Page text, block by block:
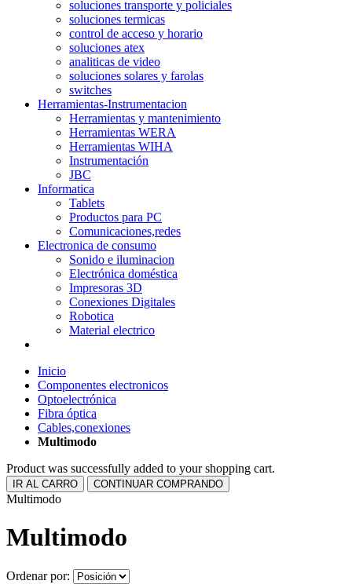
soluciones transporte y policiales
soluciones termicas
control de acceso y horario
soluciones atex
analiticas de video
soluciones solares y farolas
switches
Herramientas-Instrumentacion
Herramientas y mantenimiento
Herramientas WERA
Herramientas WIHA
Instrumentación
JBC
Informatica
Tablets
Productos para PC
Comunicaciones,redes
Electronica de consumo
Sonido e iluminacion
Electrónica doméstica
Impresoras 3D
Conexiones Digitales
Robotica
Material electrico
Inicio
Componentes electronicos
Optoelectrónica
Fibra óptica
Cables,conexiones
Multimodo
Product was successfully added to your shopping cart.
IR AL CARRO CONTINUAR COMPRANDO
Multimodo
Multimodo
Ordenar por: